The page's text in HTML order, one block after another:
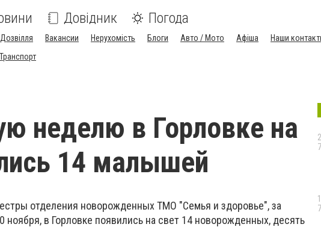
Довідник Погода
Дозвілля Вакансии Нерухомість Блоги Авто / Мото Афіша Наши
Транспорт
неделю в Горловке на
14 малышей
отделения новорожденных ТМО "Семья и здоровье", за
в Горловке появились на свет 14 новорожденных, десять